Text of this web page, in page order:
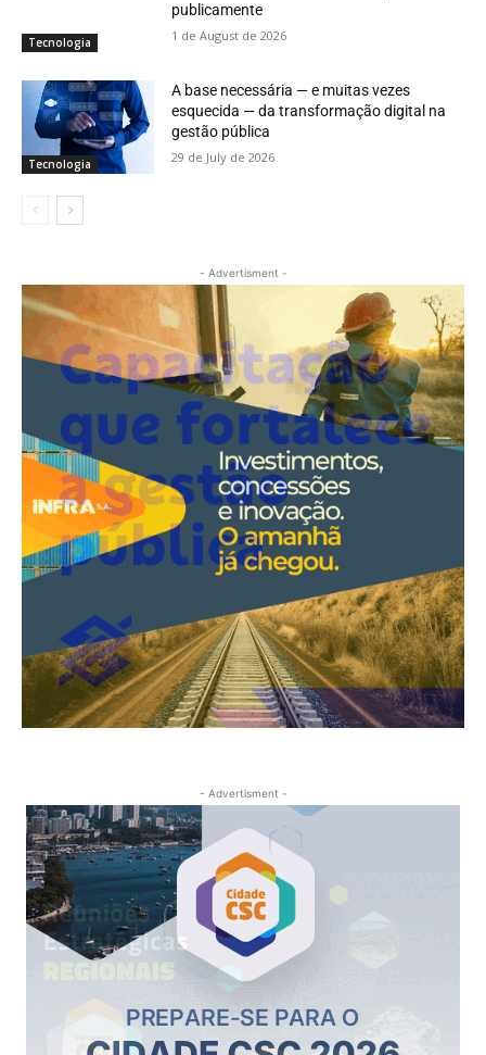
Tecnologia
publicamente
1 de August de 2026
Tecnologia
A base necessária — e muitas vezes
esquecida — da transformação digital na
gestão pública
29 de July de 2026
- Advertisment -
- Advertisment -